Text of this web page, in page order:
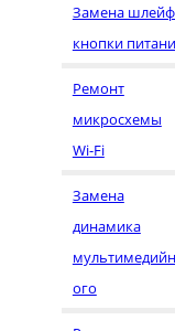
Замена
кнопки
Ремонт
микросхемы
Wi-Fi
Замена
динамика
мультимедийн
ого